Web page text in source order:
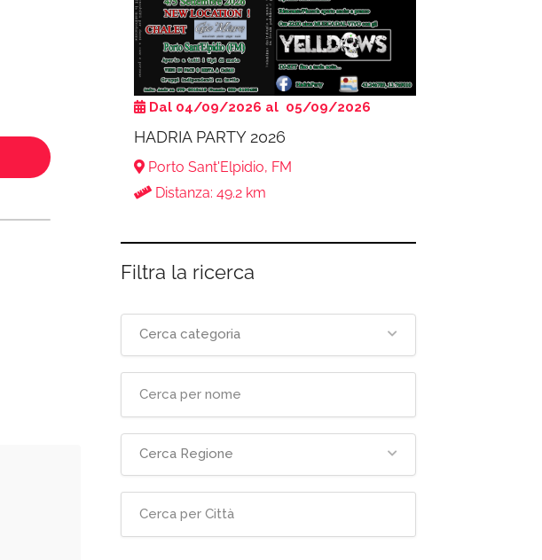
Dal 04/09/2026 al 05/09/2026
HADRIA PARTY 2026
Porto Sant'Elpidio, FM
Distanza: 49.2 km
Filtra la ricerca
Cerca categoria
Cerca Regione